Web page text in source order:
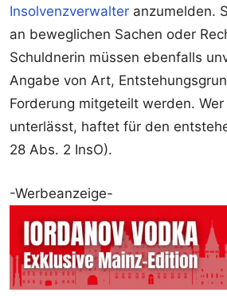
Insolvenzverwalter anzumelden.
an beweglichen Sachen oder
Schuldnerin müssen ebenfalls
Angabe von Art,
Forderung mitgeteilt werden.
unterlässt, haftet für den
28 Abs. 2 InsO).
-Werbeanzeige-